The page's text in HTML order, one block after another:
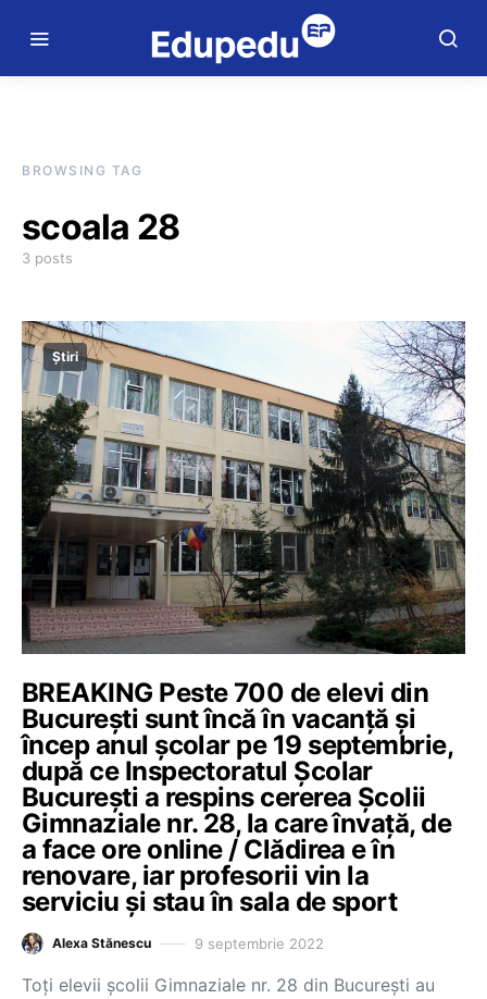
BROWSING TAG
scoala 28
3 posts
Știri
BREAKING Peste 700 de elevi din
București sunt încă în vacanță și
încep anul școlar pe 19 septembrie,
după ce Inspectoratul Școlar
București a respins cererea Școlii
Gimnaziale nr. 28, la care învață, de
a face ore online / Clădirea e în
renovare, iar profesorii vin la
serviciu și stau în sala de sport
Alexa Stănescu 9 septembrie 2022
Toți elevii școlii Gimnaziale nr. 28 din București au